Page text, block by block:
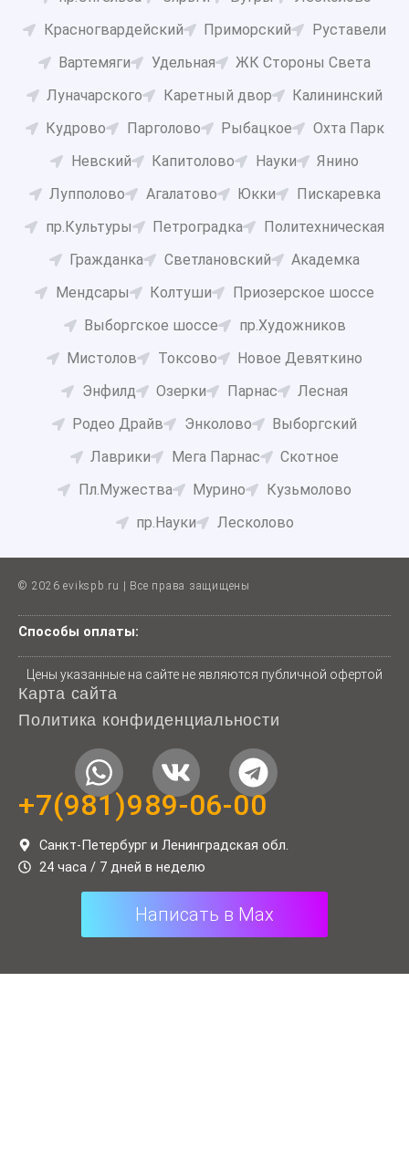
Красногвардейский
Приморский
Руставели
Вартемяги
Удельная
ЖК Стороны Света
Луначарского
Каретный двор
Калининский
Кудрово
Парголово Рыбацкое
Охта Парк
Невский
Капитолово Науки
Янино
Лупполово
Агалатово Юкки
Пискаревка
пр.Культуры
Петроградка
Политехническая
Гражданка
Светлановский
Академка
Мендсары
Колтуши
Приозерское шоссе
Выборгское шоссе
пр.Художников
Мистолов
Токсово
Новое Девяткино
Энфилд
Озерки Парнас
Лесная
Родео Драйв
Энколово
Выборгский
Лаврики
Мега Парнас
Скотное
Пл.Мужества
Мурино
Кузьмолово
пр.Науки
Лесколово
© 2026 evikspb.ru | Все права защищены
Способы оплаты:
Цены указанные на сайте не являются публичной офертой
Карта сайта
Политика конфиденциальности
W
h
a
t
s
p
p
V
k
T
e
l
e
g
r
a
m
+7(981)989-06-00
Санкт-Петербург и Ленинградская обл.
24 часа / 7 дней в неделю
Написать в Max